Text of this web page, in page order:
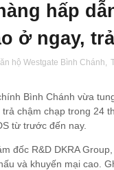
hấp
ở ngay,
hộ Westgate Bình Chánh,
Bình Chánh vừa
chậm chạp trong 24
từ trước đến nay.
đốc R&D DKRA
và khuyến mại cao.